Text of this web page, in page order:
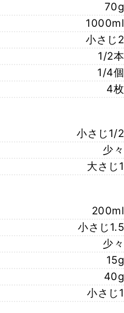
70g
1000ml
小さじ2
1/2本
1/4個
4枚
小さじ1/2
少々
大さじ1
200ml
小さじ1.5
少々
15g
40g
小さじ1